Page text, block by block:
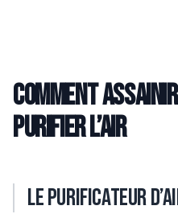
Comment
purifier l’air
Le purificateur